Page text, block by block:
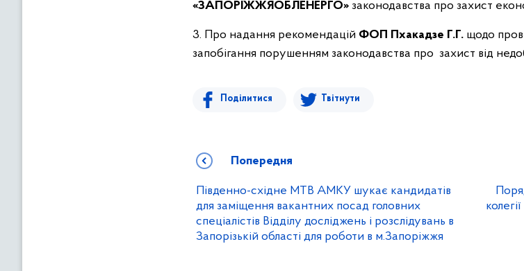
«ЗАПОРІЖЖЯОБЛЕНЕРГО» законодавства про захист
3. Про надання рекомендацій ФОП Пхакадзе Г.Г. щодо
запобігання порушенням законодавства про захист від
Поділитися Твітнути
Попередня
Південно-східне МТВ АМКУ шукає кандидатів
для заміщення вакантних посад головних
спеціалістів Відділу досліджень і розслідувань в
Запорізькій області для роботи в м.Запоріжжя